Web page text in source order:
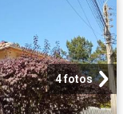
4 fotos